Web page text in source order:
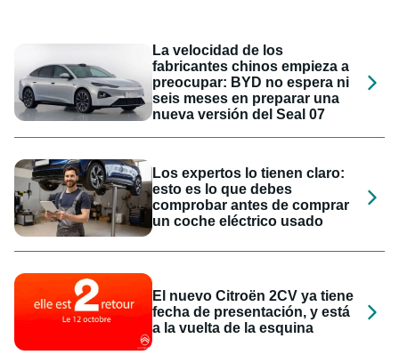
La velocidad de los
fabricantes chinos empieza a
preocupar: BYD no espera ni
seis meses en preparar una
nueva versión del Seal 07
Los expertos lo tienen claro:
esto es lo que debes
comprobar antes de comprar
un coche eléctrico usado
El nuevo Citroën 2CV ya tiene
fecha de presentación, y está
a la vuelta de la esquina